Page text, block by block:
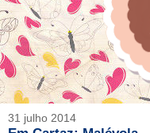
31 julho 2014